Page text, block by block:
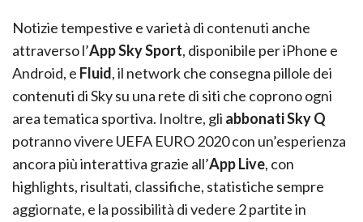
Notizie tempestive e varietà di contenuti anche
attraverso l’App Sky Sport, disponibile per iPhone e
Android, e Fluid, il network che consegna pillole dei
contenuti di Sky su una rete di siti che coprono ogni
area tematica sportiva. Inoltre, gli abbonati Sky Q
potranno vivere UEFA EURO 2020 con un’esperienza
ancora più interattiva grazie all’App Live, con
highlights, risultati, classifiche, statistiche sempre
aggiornate, e la possibilità di vedere 2 partite in